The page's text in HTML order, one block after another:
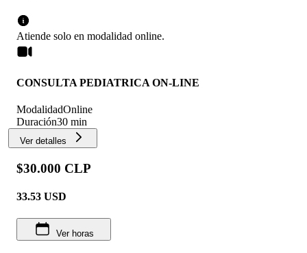
Atiende solo en modalidad online.
CONSULTA PEDIATRICA ON-LINE
ModalidadOnline
Duración30 min
Ver detalles
$30.000 CLP
33.53 USD
Ver horas